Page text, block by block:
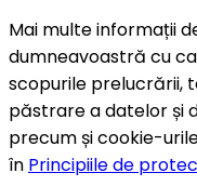
Mai multe informații
dumneavoastră cu
scopurile prelucrării,
păstrare a datelor și
precum și cookie-
în Principiile de